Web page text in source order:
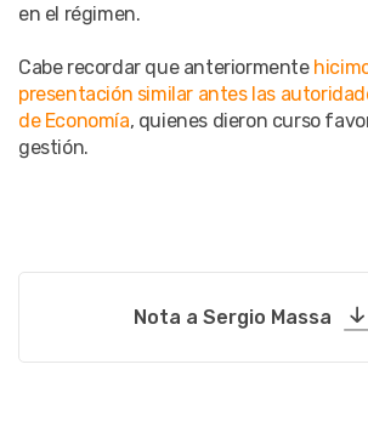
en el régimen.
Cabe recordar que anteriormente
presentación similar antes las
de Economía, quienes dieron curso
gestión.
Nota a Sergio Massa